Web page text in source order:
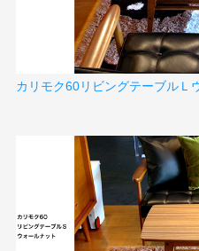
カリモク60リビングテーブルＬ